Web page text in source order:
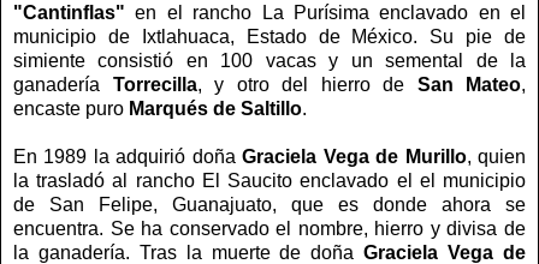
"Cantinflas" en el rancho La Purísima enclavado en el
municipio de Ixtlahuaca, Estado de México. Su pie de
simiente consistió en 100 vacas y un semental de la
ganadería Torrecilla, y otro del hierro de San Mateo,
encaste puro Marqués de Saltillo.
En 1989 la adquirió doñaGraciela Vega de Murillo, quien
la trasladó al rancho El Saucito enclavado el el municipio
de San Felipe, Guanajuato, que es donde ahora se
encuentra. Se ha conservado el nombre, hierro y divisa de
la ganadería. Tras la muerte de doñaGraciela Vega de